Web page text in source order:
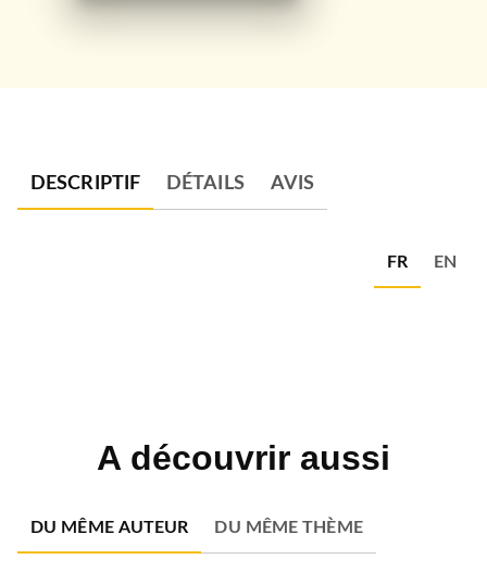
DESCRIPTIF DÉTAILS AVIS
FR EN
A découvrir aussi
DU MÊME AUTEUR DU MÊME THÈME